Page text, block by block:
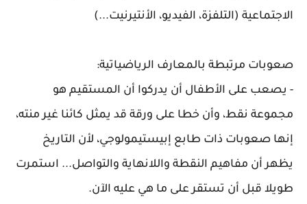
الاجتماعية (التلفزة، الفيديو، الأنتيرنيت...)
صعوبات مرتبطة بالمعارف الرياضياتية:
- يصعب على الأطفال أن يدركوا أن المستقيم هو
مجموعة نقط، وأن خطا على ورقة قد يمثل كائنا غير منته،
إنها صعوبات ذات طابع إبيستيمولوجي، لأن التاريخ
يظهر أن مفاهيم النقطة واللانهاية والتواصل... استمرت
طويلا قبل أن تستقر على ما هي عليه الآن.